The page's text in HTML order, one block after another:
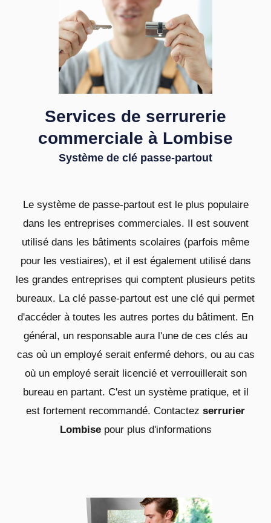
Services de serrurerie
commerciale à Lombise
Système de clé passe-partout
Le système de passe-partout est le plus populaire
dans les entreprises commerciales. Il est souvent
utilisé dans les bâtiments scolaires (parfois même
pour les vestiaires), et il est également utilisé dans
les grandes entreprises qui comptent plusieurs petits
bureaux. La clé passe-partout est une clé qui permet
d'accéder à toutes les autres portes du bâtiment. En
général, un responsable aura l'une de ces clés au
cas où un employé serait enfermé dehors, ou au cas
où un employé serait licencié et verrouillerait son
bureau en partant. C'est un système pratique, et il
est fortement recommandé. Contactez serrurier
Lombisepour plus d'informations